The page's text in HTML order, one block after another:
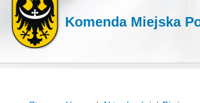
Komenda Miejska